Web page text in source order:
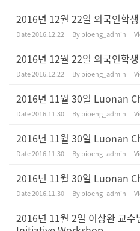
2016년 12월 22일 외국인학
Date2016.12.22 Bybioeng_admin
2016년 12월 22일 외국인학
Date2016.12.22 Bybioeng_admin
2016년 11월 30일 Luonan
Date2016.11.30 Bybioeng_admin
2016년 11월 30일 Luonan
Date2016.11.30 Bybioeng_admin
2016년 11월 30일 Luonan
Date2016.11.30 Bybioeng_admin
2016년 11월 2일 이상완 교